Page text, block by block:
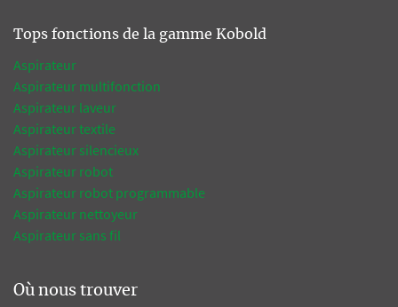
Tops fonctions de la gamme Kobold
Aspirateur
Aspirateur multifonction
Aspirateur laveur
Aspirateur textile
Aspirateur silencieux
Aspirateur robot
Aspirateur robot programmable
Aspirateur nettoyeur
Aspirateur sans fil
Où nous trouver